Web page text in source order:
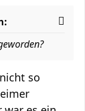
so